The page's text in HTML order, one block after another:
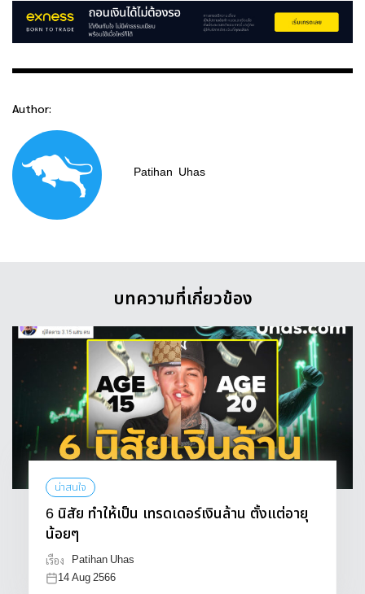
Author:
Patihan Uhas
บทความที่เกี่ยวข้อง
น่าสนใจ
6 นิสัย ทำให้เป็น เทรดเดอร์เงินล้าน ตั้งแต่อายุ
น้อยๆ
เรื่อง
Patihan Uhas
14 Aug 2566